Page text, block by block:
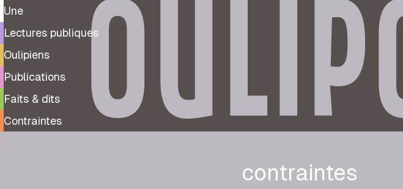
Une
Lectures publiques
Oulipiens
Publications
Faits & dits
Contraintes
contraintes